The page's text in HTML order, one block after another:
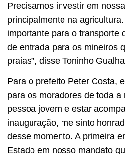
Precisamos investir em
principalmente na
importante para o transporte
de entrada para os mineiros
praias”, disse Toninho
Para o prefeito Peter Costa,
para os moradores de toda a
pessoa jovem e estar
inauguração, me sinto
desse momento. A primeira
Estado em nosso mandato